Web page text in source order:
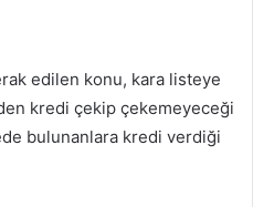
edilen konu, kara listeye
kredi çekip çekemeyeceği
bulunanlara kredi verdiği